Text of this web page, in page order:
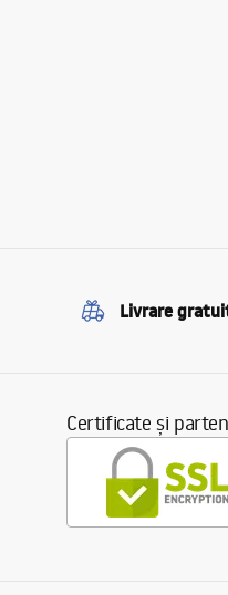
Livrare
Certificate și